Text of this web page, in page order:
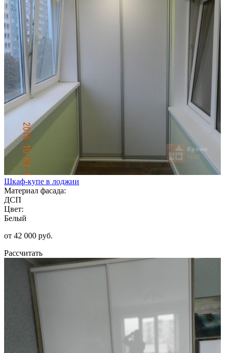
Шкаф-купе в лоджии
Материал фасада:
ДСП
Цвет:
Белый
от 42 000 руб.
Рассчитать